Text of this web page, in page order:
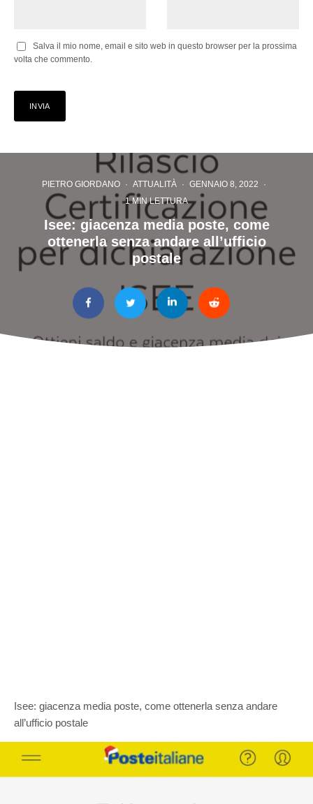
Salva il mio nome, email e sito web in questo browser per la prossima
volta che commento.
PIETRO GIORDANO · ATTUALITÀ · GENNAIO 8, 2022
·
1 MIN LETTURA
Isee: giacenza media poste, come
ottenerla senza andare all’ufficio
postale
Isee: giacenza media poste, come ottenerla senza andare
all’ufficio postale